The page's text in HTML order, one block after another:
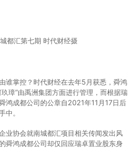
都汇第七期 时代财经摄
谁掌控？时代财经在去年5月获悉，舜鸿
璋”由禹洲集团方面进行管理，而根据瑞
鸿成都公司的公章自2021年11月17日后
中。
业协会就南城都汇项目相关传闻发出风
舜鸿成都公司却仅回应瑞卓置业股东身